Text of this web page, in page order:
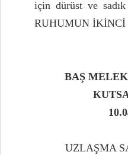
için dürüst ve
RUHUMUN
BAŞ
UZLAŞMA